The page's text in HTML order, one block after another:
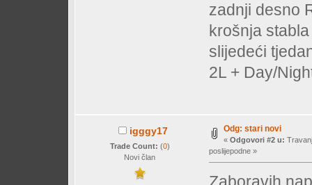
zadnji desno
krošnja
slijedeći
2L + Day/
igggy17
Trade Count: (0)
Novi član
Odg: stari novi
« Odgovori #2 u:
poslijepodne »
Zaboravih